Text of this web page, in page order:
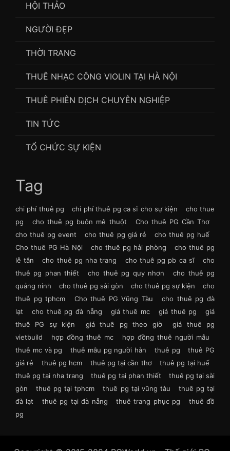
HỘI THẢO
NGƯỜI ĐẸP
THỜI TRANG
THUÊ NHẠC CÔNG VIOLIN TẠI HÀ NỘI
THUÊ PHIÊN DỊCH CHUYÊN NGHIỆP
TIN TỨC
TỔ CHỨC SỰ KIỆN
Tag
chi phí thuê pg chi phí thuê pg ca sĩ cho sự kiện
cho thue
pg
cho thuê pg buôn mê thuột
Cho thuê PG Cần Thơ
cho thuê pg event
cho thuê pg giá rẻ
cho thuê pg huế
Cho thuê PG Hà Nội
cho thuê pg hải phòng
cho thuê pg
lễ tân
cho thuê pg nha trang cho thuê pg pb ca sĩ
cho
thuê pg phan thiết
cho thuê pg quy nhơn
cho thuê pg
quảng ninh
cho thuê pg sài gòn cho thuê pg sự kiện
cho
thuê pg tphcm
Cho thuê PG Vũng Tàu
cho thuê pg đà
lạt
cho thuê pg đà nẵng giá thuê mc giá thuê pg
giá
thuê PG sự kiện
giá thuê pg theo giờ
giá thuê pg
vietbuild
hợp đồng thuê mc
hợp đồng thuê người mẫu
thuê mc và pg
thuê mẫu pg người hàn thuê pg
thuê PG
giá rẻ
thuê pg hcm thuê pg tại cần thơ
thuê pg tại huế
thuê pg tại nha trang
thuê pg tại phan thiết
thuê pg tại sài
gòn
thuê pg tại tphcm thuê pg tại vũng tàu
thuê pg tại
đà lạt
thuê pg tại đà nẵng thuê trang phục pg
thuê đồ
pg